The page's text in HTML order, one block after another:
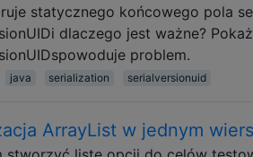
statycznego końcowego pola
dlaczego jest ważne?
problem.
java serialization serialversionuid
ArrayList w jednym